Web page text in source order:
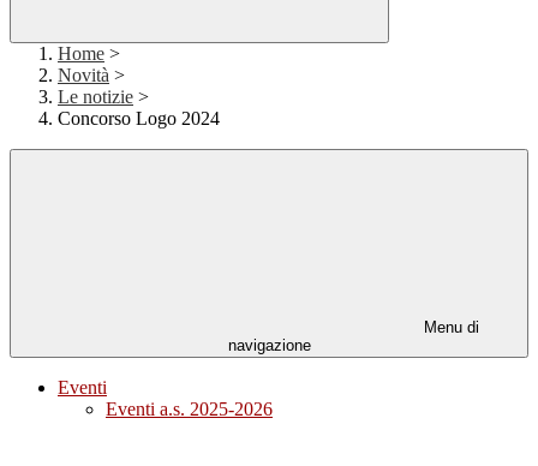
Home >
Novità >
Le notizie >
Concorso Logo 2024
Menu di
navigazione
Eventi
Eventi a.s. 2025-2026